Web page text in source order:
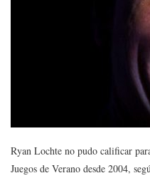
Ryan Lochte no pudo calificar
Juegos de Verano desde 2004,